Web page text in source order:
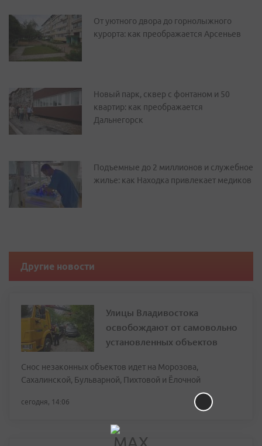
От уютного двора до горнолыжного
курорта: как преображается Арсеньев
Новый парк, сквер с фонтаном и 50
квартир: как преображается
Дальнегорск
Подъемные до 2 миллионов и служебное
жилье: как Находка привлекает медиков
Другие новости
Улицы Владивостока
освобождают от самовольно
установленных объектов
Снос незаконных объектов идет на Морозова,
Сахалинской, Бульварной, Пихтовой и Ёлочной
сегодня, 14:06